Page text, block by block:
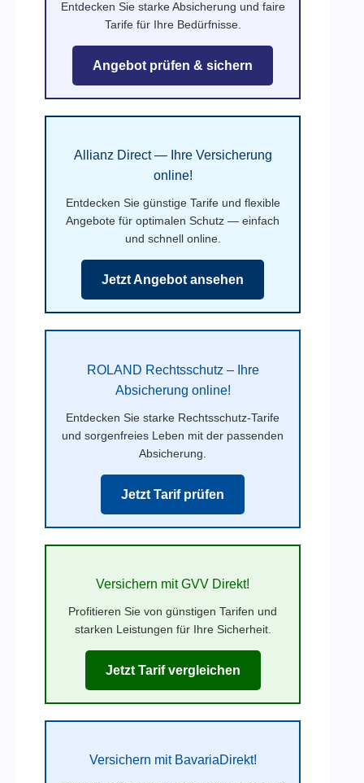
Entdecken Sie starke Absicherung und faire
Tarife für Ihre Bedürfnisse.
Angebot prüfen & sichern
Allianz Direct — Ihre Versicherung
online!
Entdecken Sie günstige Tarife und flexible
Angebote für optimalen Schutz — einfach
und schnell online.
Jetzt Angebot ansehen
ROLAND Rechtsschutz – Ihre
Absicherung online!
Entdecken Sie starke Rechtsschutz-Tarife
und sorgenfreies Leben mit der passenden
Absicherung.
Jetzt Tarif prüfen
Versichern mit GVV Direkt!
Profitieren Sie von günstigen Tarifen und
starken Leistungen für Ihre Sicherheit.
Jetzt Tarif vergleichen
Versichern mit BavariaDirekt!